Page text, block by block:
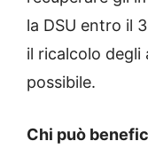
la DSU entro il
il ricalcolo degli
possibile.
Chi può